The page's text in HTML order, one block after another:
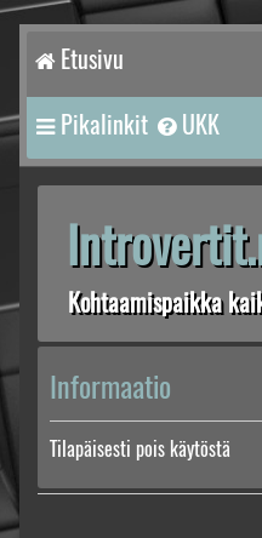
Etusivu
Pikalinkit UKK
Kohtaamispaikka
Informaatio
Tilapäisesti pois käytöstä